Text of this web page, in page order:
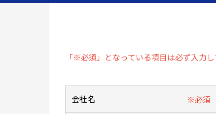
「※必須」となっている項目は必ず入力し
会社名